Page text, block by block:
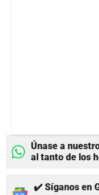
Únase a
al tanto de los
✔️ Síganos en